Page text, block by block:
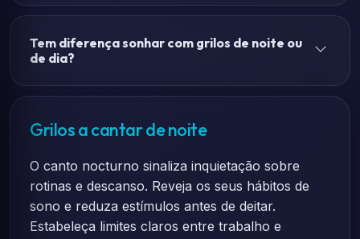
Tem diferença sonhar com grilos de noite ou
de dia?
Grilos a cantar de noite
O canto nocturno sinaliza inquietação sobre
rotinas e descanso. Reveja os seus hábitos de
sono e reduza estímulos antes de deitar.
Estabeleça limites claros entre trabalho e